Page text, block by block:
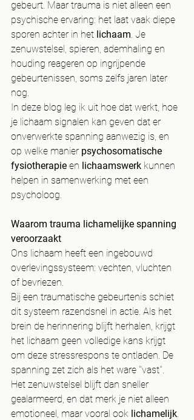
gebeurt. Maar trauma is niet alleen een
psychische ervaring: het laat vaak diepe
sporen achter in het lichaam. Je
zenuwstelsel, spieren, ademhaling en
houding reageren op ingrijpende
gebeurtenissen, soms zelfs jaren later
nog.
In deze blog leg ik uit hoe dat werkt, hoe
je lichaam signalen kan geven dat er
onverwerkte spanning aanwezig is, en
op welke manier psychosomatische
fysiotherapie en lichaamswerk kunnen
helpen in samenwerking met een
psycholoog.
Waarom trauma lichamelijke spanning
veroorzaakt
Ons lichaam heeft een ingebouwd
overlevingssysteem: vechten, vluchten
of bevriezen.
Bij een traumatische gebeurtenis schiet
dit systeem razendsnel in actie. Als het
brein de herinnering blijft herhalen, krijgt
het lichaam geen volledige kans krijgt
om deze stressrespons te ontladen. De
spanning zet zich als het ware ''vast''.
Het zenuwstelsel blijft dan sneller
gealarmeerd, en dat merk je niet alleen
emotioneel, maar vooral ook lichamelijk.